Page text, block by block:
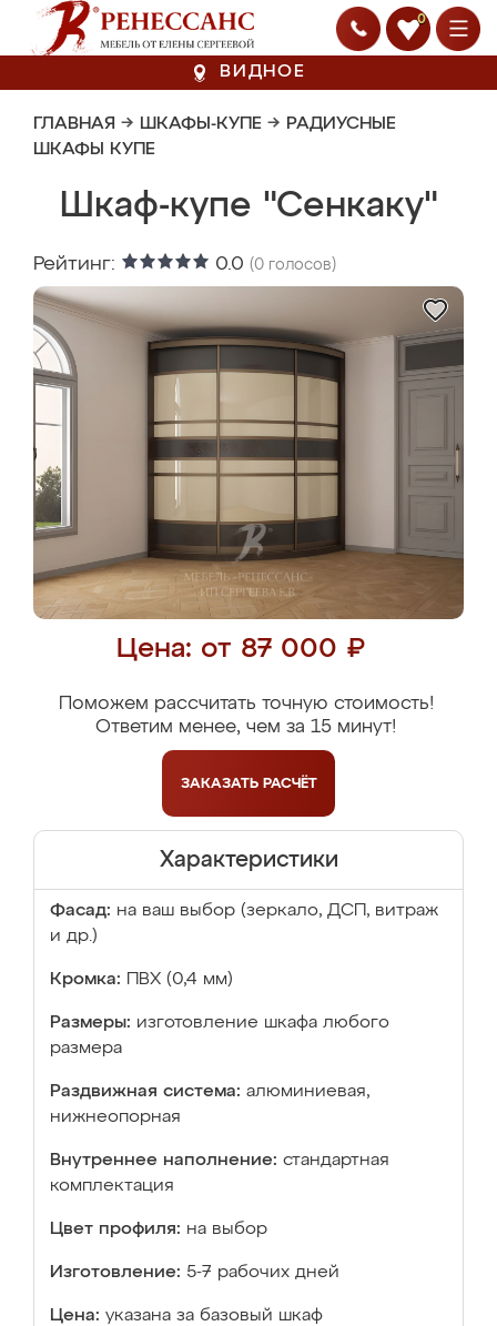
0
ВИДНОЕ
ГЛАВНАЯ → ШКАФЫ-КУПЕ → РАДИУСНЫЕ
ШКАФЫ КУПЕ
Шкаф-купе "Сенкаку"
Рейтинг: 0.0 (0 голосов)
Цена: от 87 000 ₽
Поможем рассчитать точную стоимость!
Ответим менее, чем за 15 минут!
ЗАКАЗАТЬ РАСЧЁТ
Характеристики
Фасад: на ваш выбор (зеркало, ДСП, витраж
и др.)
Кромка: ПВХ (0,4 мм)
Размеры: изготовление шкафа любого
размера
Раздвижная система: алюминиевая,
нижнеопорная
Внутреннее наполнение: стандартная
комплектация
Цвет профиля: на выбор
Изготовление: 5-7 рабочих дней
Цена: указана за базовый шкаф